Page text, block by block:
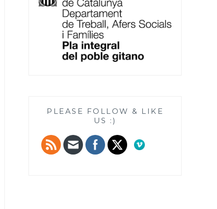
PLEASE FOLLOW & LIKE
US :)